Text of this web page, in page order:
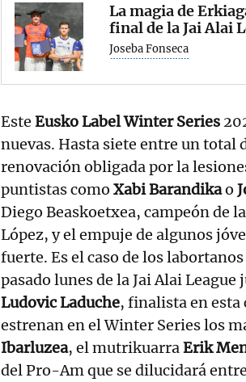
La magia de
final de la Jai Alai
Joseba Fonseca
Este Eusko Label Winter Series
nuevas. Hasta siete entre un total
renovación obligada por la
puntistas como Xabi Barandikao
Diego Beaskoetxea, campeón de
López, y el empuje de algunos
fuerte. Es el caso de los labortanos
pasado lunes de la Jai Alai League
Ludovic Laduche, finalista en esta
estrenan en el Winter Series los
Ibarluzea, el mutrikuarraErik
del Pro-Am que se dilucidará